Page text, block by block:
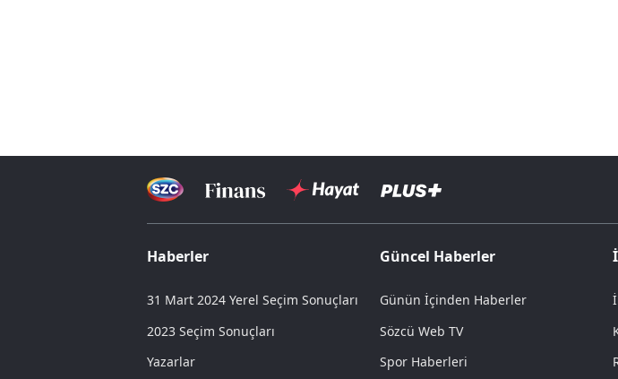
Haberler
31 Mart 2024 Yerel Seçim Sonuçları
2023 Seçim Sonuçları
Yazarlar
Güncel Haberler
Günün İçinden Haberler
Sözcü Web TV
Spor Haberleri